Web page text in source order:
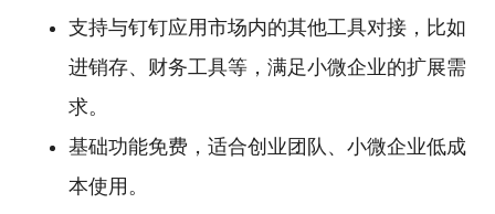
支持与钉钉应用市场内的其他工具对接，比如
进销存、财务工具等，满足小微企业的扩展需
求。
基础功能免费，适合创业团队、小微企业低成
本使用。